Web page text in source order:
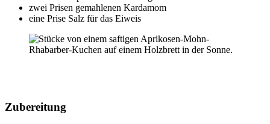
zwei Prisen gemahlenen Kardamom
eine Prise Salz für das Eiweis
Zubereitung